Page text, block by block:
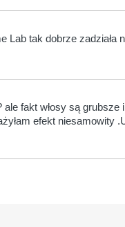
Lab tak dobrze zadziała
ale fakt włosy są
efekt niesamowity